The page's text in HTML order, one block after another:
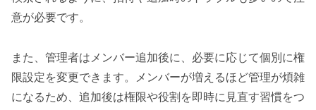
意が必要です。
また、管理者はメンバー追加後に、必要に応じて個別に権
限設定を変更できます。メンバーが増えるほど管理が煩雑
になるため、追加後は権限や役割を即時に見直す習慣をつ